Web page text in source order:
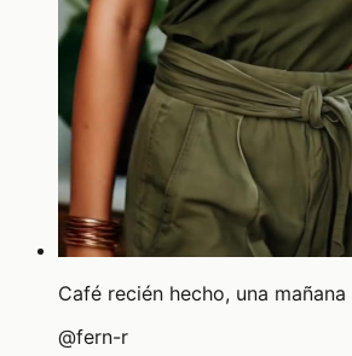
Café recién hecho, una
@fern-r